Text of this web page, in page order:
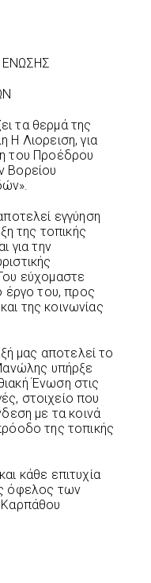
ΕΝΩΣΗΣ
τα θερμά της
Η Λιορειση, για
του Προέδρου
Βορείου
εγγύηση
της τοπικής
για την
εύχομαστε
έργο του, προς
της κοινωνίας
μας αποτελεί το
υπήρξε
Ένωση στις
στοιχείο που
με τα κοινά
της τοπικής
κάθε επιτυχία
όφελος των
Καρπάθου